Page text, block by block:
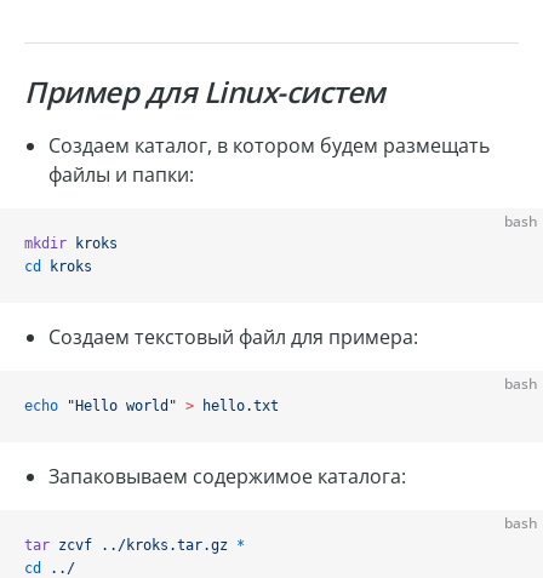
Пример для Linux-систем
Создаем каталог, в котором будем размещать
файлы и папки:
bash
mkdir kroks
cd
kroks
Создаем текстовый файл для примера:
bash
echo "Hello world" > hello.txt
Запаковываем содержимое каталога:
bash
tar zcvf ../kroks.tar.gz *
cd
../